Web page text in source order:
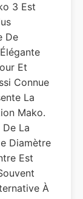
3 Est
De
Et
Connue
La
Mako.
La
Diamètre
Est
À